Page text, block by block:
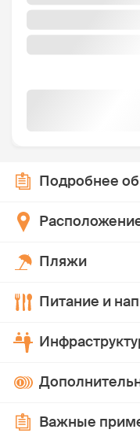
Подробнее
Пляжи
Питание и
Важные